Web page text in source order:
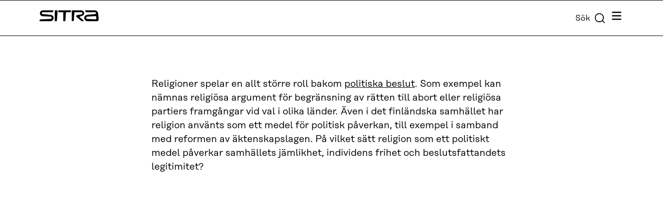
↓
Sitra Sök Meny
Religioner spelar en allt större roll bakom politiska beslut. Som exempel kan
nämnas religiösa argument för begränsning av rätten till abort eller religiösa
partiers framgångar vid val i olika länder. Även i det finländska samhället har
religion använts som ett medel för politisk påverkan, till exempel i samband
med reformen av äktenskapslagen. På vilket sätt religion som ett politiskt
medel påverkar samhällets jämlikhet, individens frihet och beslutsfattandets
legitimitet?